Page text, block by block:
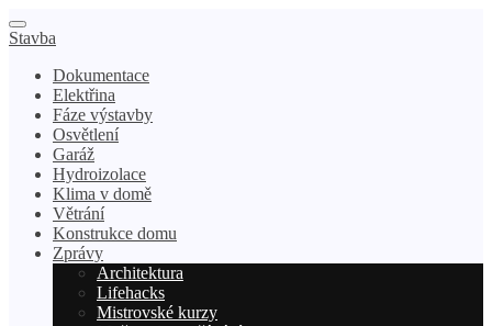
Stavba
Dokumentace
Elektřina
Fáze výstavby
Osvětlení
Garáž
Hydroizolace
Klima v domě
Větrání
Konstrukce domu
Zprávy
Architektura
Lifehacks
Mistrovské kurzy